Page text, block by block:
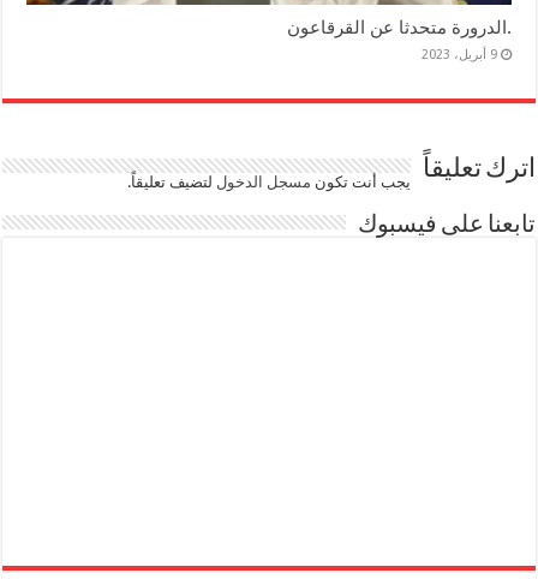
.الدرورة متحدثا عن القرقاعون
9 أبريل، 2023
اترك تعليقاً يجب أنت تكون مسجل الدخوللتضيف تعليقاً.
تابعنا على فيسبوك